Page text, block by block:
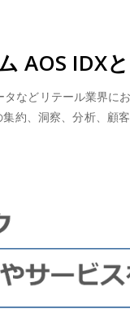
AOS IDX
などリテール業界
約、洞察、分析、顧